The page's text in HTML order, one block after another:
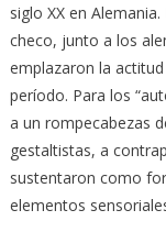
siglo XX en
checo, junto a los
emplazaron la
período. Para los
a un rompecabezas
gestaltistas, a
sustentaron como
elementos